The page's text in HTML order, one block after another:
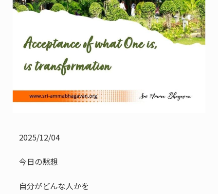
2025/12/04
今日の黙想
自分がどんな人かを